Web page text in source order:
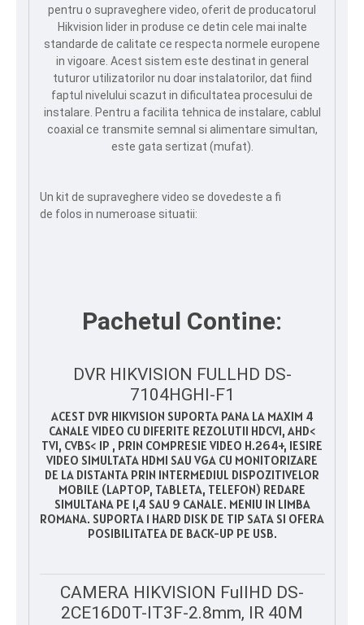
pentru o supraveghere video, oferit de producatorul
Hikvision lider in produse ce detin cele mai inalte
standarde de calitate ce respecta normele europene
in vigoare. Acest sistem este destinat in general
tuturor utilizatorilor nu doar instalatorilor, dat fiind
faptul nivelului scazut in dificultatea procesului de
instalare. Pentru a facilita tehnica de instalare, cablul
coaxial ce transmite semnal si alimentare simultan,
este gata sertizat (mufat).
Un kit de supraveghere video se dovedeste a fi
de folos in numeroase situatii:
Pachetul Contine:
DVR HIKVISION FULLHD DS-
7104HGHI-F1
ACEST DVR HIKVISION SUPORTA PANA LA MAXIM 4
CANALE VIDEO CU DIFERITE REZOLUTII HDCVI, AHD<
TVI, CVBS< IP , PRIN COMPRESIE VIDEO H.264+, IESIRE
VIDEO SIMULTATA HDMI SAU VGA CU MONITORIZARE
DE LA DISTANTA PRIN INTERMEDIUL DISPOZITIVELOR
MOBILE (LAPTOP, TABLETA, TELEFON) REDARE
SIMULTANA PE 1,4 SAU 9 CANALE. MENIU IN LIMBA
ROMANA. SUPORTA 1 HARD DISK DE TIP SATA SI OFERA
POSIBILITATEA DE BACK-UP PE USB.
CAMERA HIKVISION FullHD DS-
2CE16D0T-IT3F-2.8mm, IR 40M